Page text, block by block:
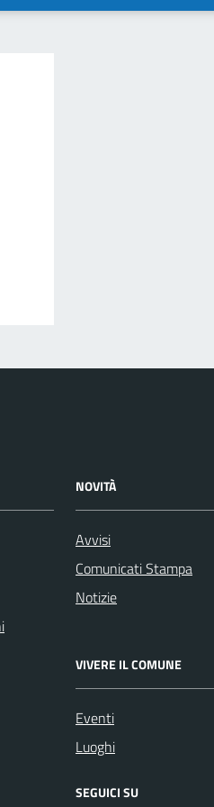
NOVITÀ
Avvisi
Comunicati Stampa
Notizie
VIVERE IL COMUNE
Eventi
Luoghi
SEGUICI SU